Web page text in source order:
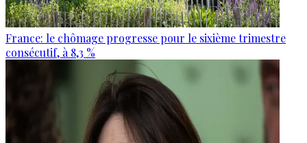
France: le chômage progresse pour le sixième trimestre
consécutif, à 8,3 %